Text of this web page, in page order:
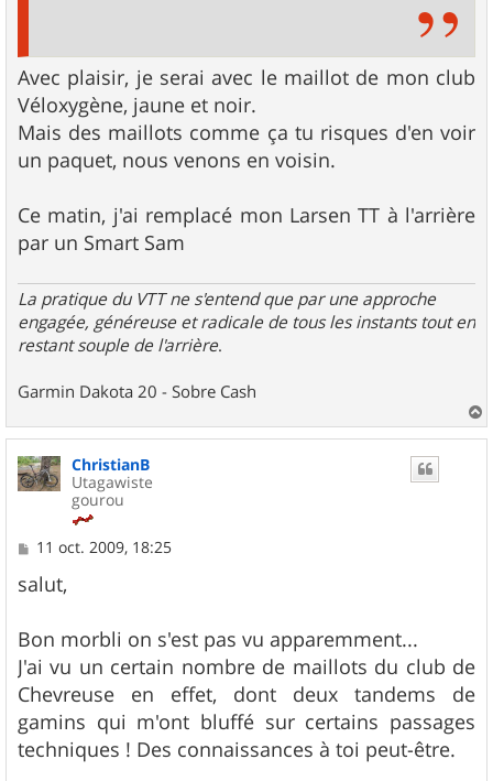
Avec plaisir, je serai avec le maillot de mon club
Véloxygène, jaune et noir.
Mais des maillots comme ça tu risques d'en voir
un paquet, nous venons en voisin.
Ce matin, j'ai remplacé mon Larsen TT à l'arrière
par un Smart Sam
La pratique du VTT ne s'entend que par une approche
engagée, généreuse et radicale de tous les instants tout en
restant souple de l'arrière.
Garmin Dakota 20 - Sobre Cash
a
ChristianB
Utagawiste
gourou
M
s
s
g
e
11 oct. 2009, 18:25
salut,
Bon morbli on s'est pas vu apparemment...
J'ai vu un certain nombre de maillots du club de
Chevreuse en effet, dont deux tandems de
gamins qui m'ont bluffé sur certains passages
techniques ! Des connaissances à toi peut-être.